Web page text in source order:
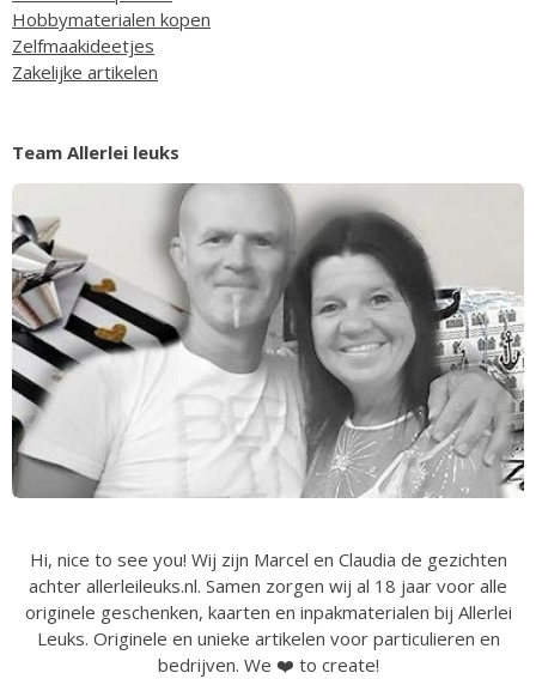
Hobbymaterialen kopen
Zelfmaakideetjes
Zakelijke artikelen
Team Allerlei leuks
Hi, nice to see you! Wij zijn Marcel en Claudia de gezichten
achter allerleileuks.nl. Samen zorgen wij al 18 jaar voor alle
originele geschenken, kaarten en inpakmaterialen bij Allerlei
Leuks. Originele en unieke artikelen voor particulieren en
bedrijven. We ❤️ to create!